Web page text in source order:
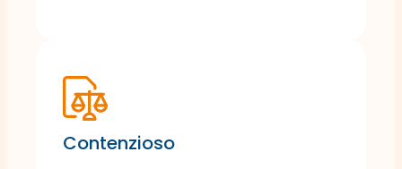
Contenzioso